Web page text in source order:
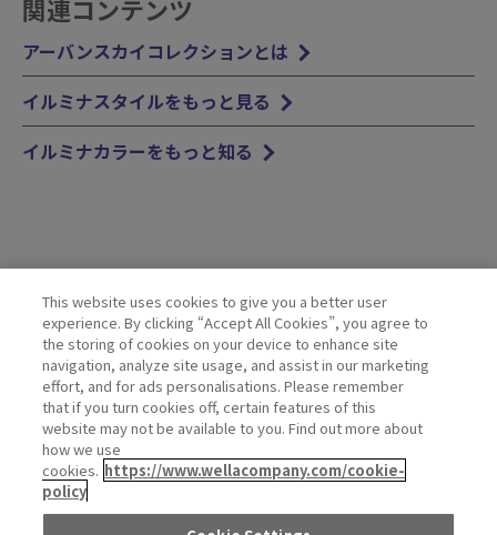
関連コンテンツ
アーバンスカイコレクションとは
イルミナスタイルをもっと見る
イルミナカラーをもっと知る
SALON SEARCH
イルミナカラーを取り扱う美容院・ヘアサロンを探す
This website uses cookies to give you a better user
experience. By clicking “Accept All Cookies”, you agree to
the storing of cookies on your device to enhance site
navigation, analyze site usage, and assist in our marketing
effort, and for ads personalisations. Please remember
that if you turn cookies off, certain features of this
website may not be available to you. Find out more about
how we use
cookies. https://www.wellacompany.com/cookie-
policy